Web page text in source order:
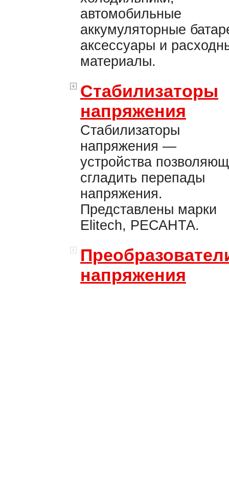
автомобильные
аккумуляторные
аксессуары и
материалы.
Стабилизаторы
напряжения
Стабилизаторы
напряжения —
устройства
сгладить перепады
напряжения.
Представлены марки
Elitech, РЕСАНТА.
напряжения